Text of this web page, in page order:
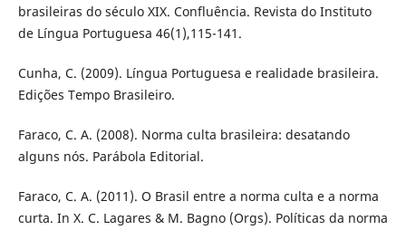
brasileiras do século XIX. Confluência. Revista do Instituto
de Língua Portuguesa 46(1),115-141.
Cunha, C. (2009). Língua Portuguesa e realidade brasileira.
Edições Tempo Brasileiro.
Faraco, C. A. (2008). Norma culta brasileira: desatando
alguns nós. Parábola Editorial.
Faraco, C. A. (2011). O Brasil entre a norma culta e a norma
curta. In X. C. Lagares & M. Bagno (Orgs). Políticas da norma